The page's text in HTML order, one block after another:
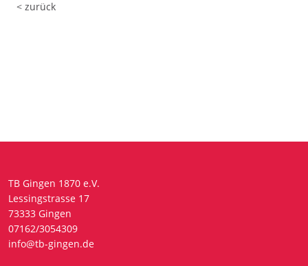
< zurück
TB Gingen 1870 e.V.
Lessingstrasse 17
73333 Gingen
07162/3054309
info@tb-gingen.de